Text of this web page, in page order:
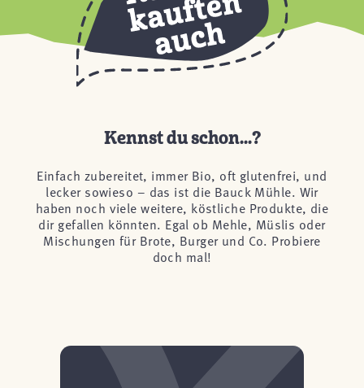
Kennst du schon...?
Einfach zubereitet, immer Bio, oft glutenfrei, und
lecker sowieso – das ist die Bauck Mühle. Wir
haben noch viele weitere, köstliche Produkte, die
dir gefallen könnten. Egal ob Mehle, Müslis oder
Mischungen für Brote, Burger und Co. Probiere
doch mal!